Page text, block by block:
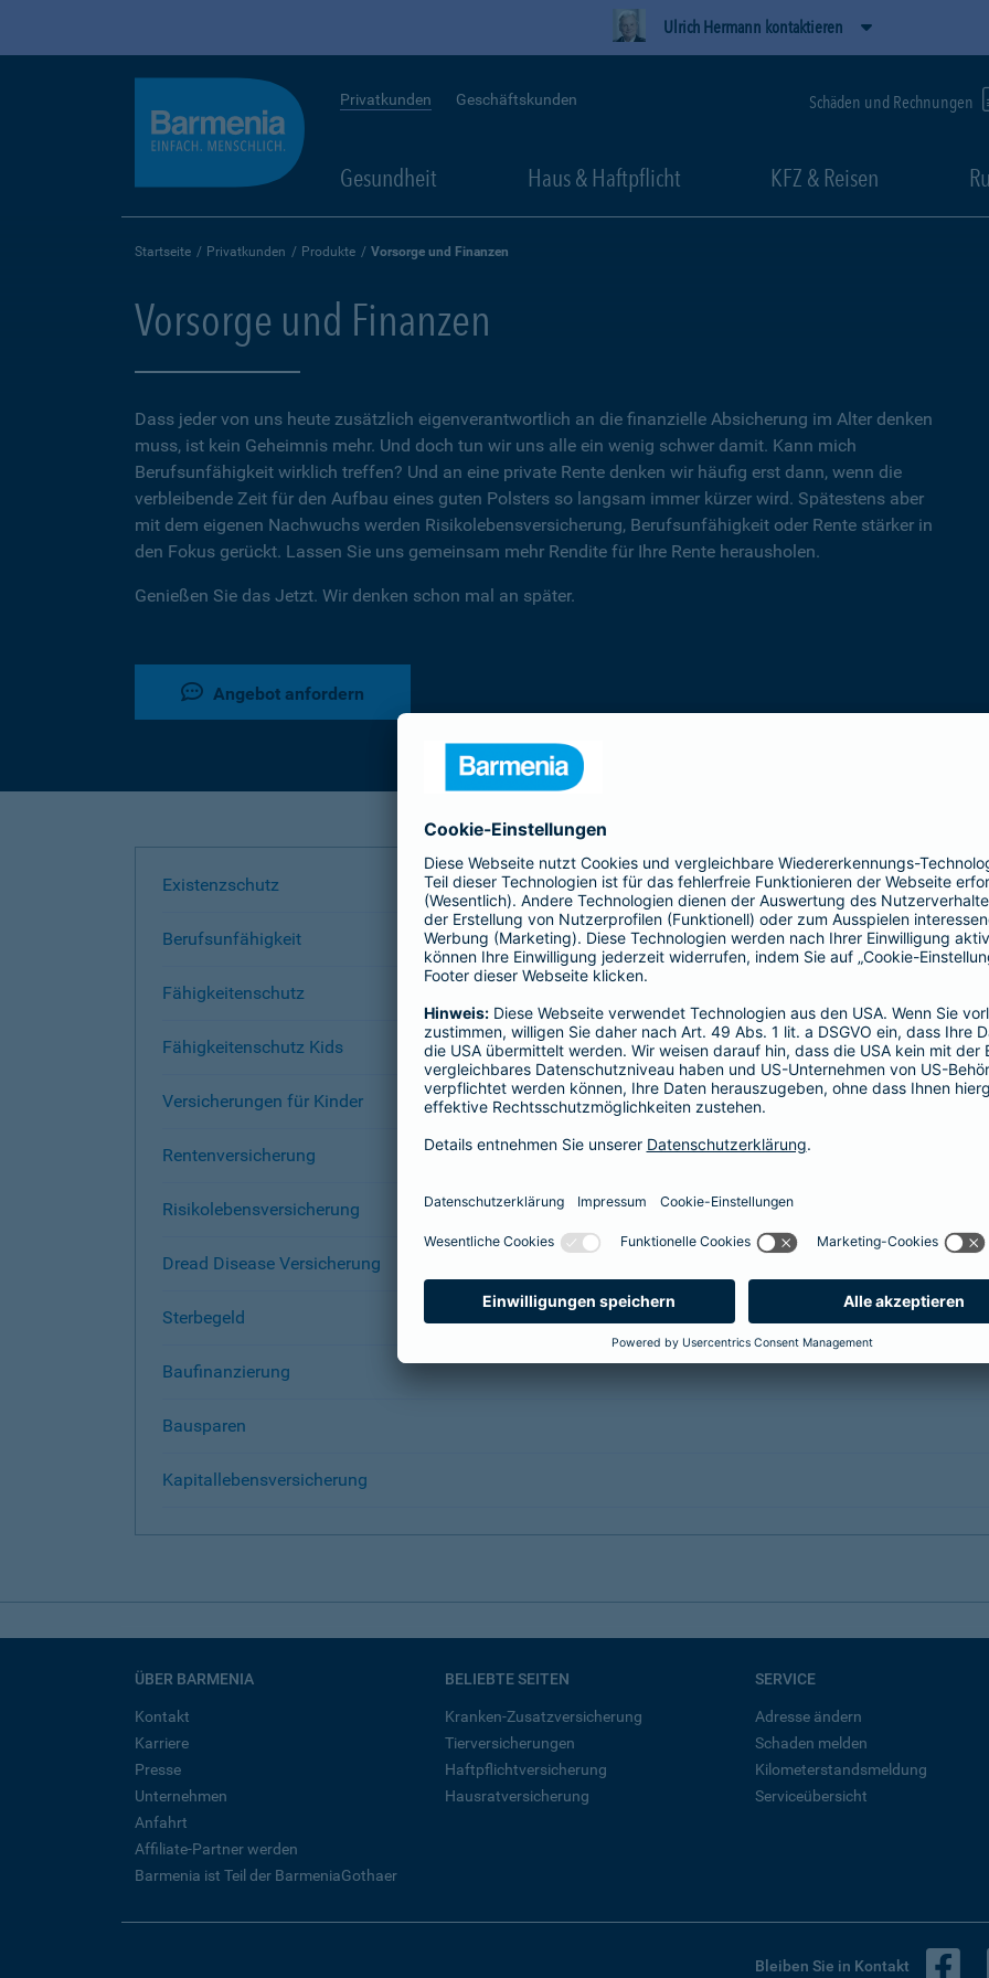
Ulrich Hermann kontaktieren
Privatkunden Geschäftskunden Schäden und Rechnungen
Gesundheit Haus & Haftpflicht KFZ & Reisen
Startseite Privatkunden Produkte Vorsorge und Finanzen
Vorsorge und Finanzen
Dass jeder von uns heute zusätzlich eigenverantwortlich an die finanzielle Absicherung im Alter denken
muss, ist kein Geheimnis mehr. Und doch tun wir uns alle ein wenig schwer damit. Kann mich
Berufsunfähigkeit wirklich treffen? Und an eine private Rente denken wir häufig erst dann, wenn die
verbleibende Zeit für den Aufbau eines guten Polsters so langsam immer kürzer wird. Spätestens aber
mit dem eigenen Nachwuchs werden Risikolebensversicherung, Berufsunfähigkeit oder Rente stärker in
den Fokus gerückt. Lassen Sie uns gemeinsam mehr Rendite für Ihre Rente herausholen.
Genießen Sie das Jetzt. Wir denken schon mal an später.
Angebot anfordern
Existenzschutz
Berufsunfähigkeit
Fähigkeitenschutz
Fähigkeitenschutz Kids
Versicherungen für Kinder
Rentenversicherung
Risikolebensversicherung
Dread Disease Versicherung
Sterbegeld
Baufinanzierung
Bausparen
Kapitallebensversicherung
ÜBER BARMENIA
Kontakt
Karriere
Presse
Unternehmen
Anfahrt
Affiliate-Partner werden
Barmenia ist Teil der BarmeniaGothaer
BELIEBTE SEITEN
Kranken-Zusatzversicherung
Tierversicherungen
Haftpflichtversicherung
Hausratversicherung
SERVICE
Adresse ändern
Schaden melden
Kilometerstandsmeldung
Serviceübersicht
Bleiben Sie in Kontakt